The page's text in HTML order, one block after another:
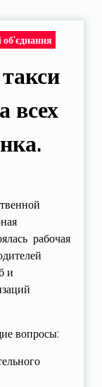
об'єднання
всех
рабочая
и
вопросы: